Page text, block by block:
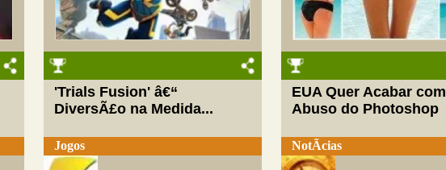
'Trials Fusion' â€“
DiversÃ£o na Medida...
Jogos
EUA Quer Acabar com
Abuso do Photoshop
NotÃ­cias